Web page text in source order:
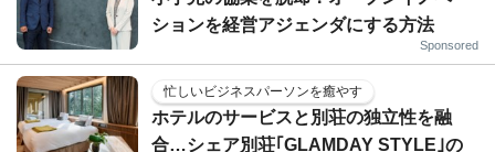
ションを経営アジェンダにする方法
Sponsored
忙しいビジネスパーソンを癒やす
ホテルのサービスと別荘の独立性を融
合…シェア別荘｢GLAMDAY STYLE｣の